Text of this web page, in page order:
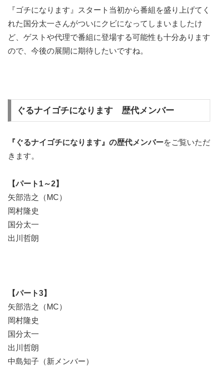
『ゴチになります』スタート当初から番組を盛り上げてく
れた国分太一さんがついにクビになってしまいましたけ
ど、ゲストや代理で番組に登場する可能性も十分あります
ので、今後の展開に期待したいですね。
ぐるナイゴチになります 歴代メンバー
『ぐるナイゴチになります』の歴代メンバーをご覧いただ
きます。
【パート1～2】
矢部浩之（MC）
岡村隆史
国分太一
出川哲朗
【パート3】
矢部浩之（MC）
岡村隆史
国分太一
出川哲朗
中島知子（新メンバー）